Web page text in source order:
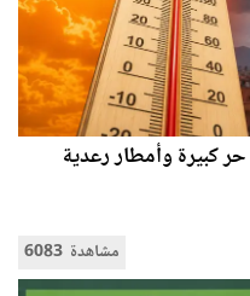
كبيرة وأمطار رعدية
6083 مشاهدة